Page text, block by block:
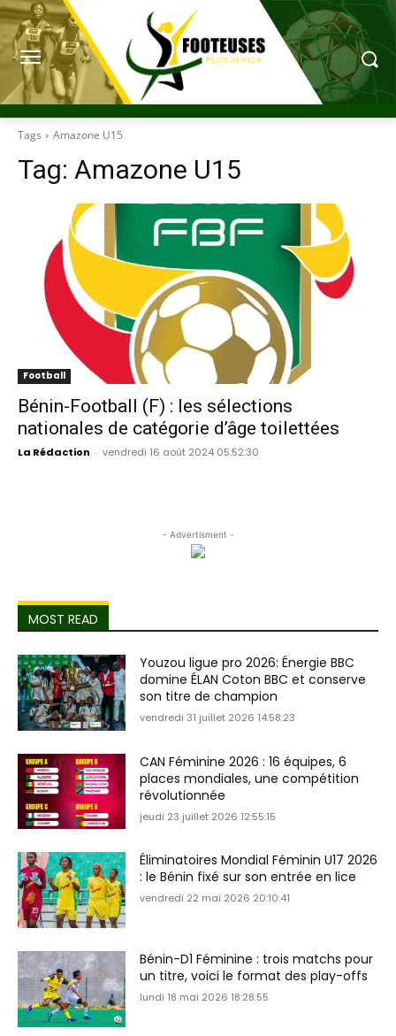
Tags Amazone U15
Tag: Amazone U15
Football
Bénin-Football (F) : les sélections
nationales de catégorie d’âge toilettées
La Rédaction - vendredi 16 août 2024 05:52:30
- Advertisment -
MOST READ
Youzou ligue pro 2026: Énergie BBC
domine ÉLAN Coton BBC et conserve
son titre de champion
vendredi 31 juillet 2026 14:58:23
CAN Féminine 2026 : 16 équipes, 6
places mondiales, une compétition
révolutionnée
jeudi 23 juillet 2026 12:55:15
Éliminatoires Mondial Féminin U17 2026
: le Bénin fixé sur son entrée en lice
vendredi 22 mai 2026 20:10:41
Bénin-D1 Féminine : trois matchs pour
un titre, voici le format des play-offs
lundi 18 mai 2026 18:28:55